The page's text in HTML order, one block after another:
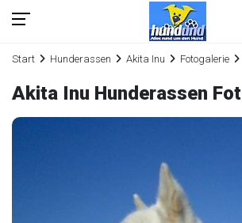
Start Hunderassen Akita Inu Fotogalerie
Akita Inu Hunderassen